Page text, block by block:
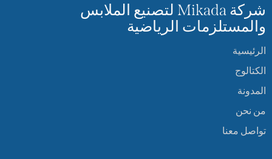
شركة Mikada لتصنيع الملابس
والمستلزمات الرياضية
الرئيسية
الكتالوج
المدونة
من نحن
تواصل معنا